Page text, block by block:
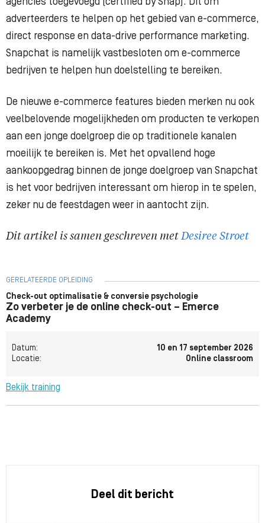
adverteerders te helpen op het gebied van e-commerce,
direct response en data-drive performance marketing.
Snapchat is namelijk vastbesloten om e-commerce
bedrijven te helpen hun doelstelling te bereiken.
De nieuwe e-commerce features bieden merken nu ook
veelbelovende mogelijkheden om producten te verkopen
aan een jonge doelgroep die op traditionele kanalen
moeilijk te bereiken is. Met het opvallend hoge
aankoopgedrag binnen de jonge doelgroep van Snapchat
is het voor bedrijven interessant om hierop in te spelen,
zeker nu de feestdagen weer in aantocht zijn.
Dit artikel is samen geschreven met Desiree Stroet
GERELATEERDE OPLEIDING
Check-out optimalisatie & conversie psychologie
Zo verbeter je de online check-out – Emerce
Academy
Datum:
10 en 17 september 2026
Locatie:
Online classroom
Bekijk training
Deel dit bericht